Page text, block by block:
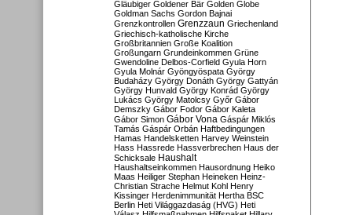
Gläubiger Goldener Bär Golden Globe
Goldman Sachs Gordon Bajnai
Grenzkontrollen Grenzzaun Griechenland
Griechisch-katholische Kirche
Großbritannien Große Koalition
Großungarn Grundeinkommen Grüne
Gwendoline Delbos-Corfield Gyula Horn
Gyula Molnár Gyöngyöspata György
Budaházy György Donáth György Gattyán
György Hunvald György Konrád György
Lukács György Matolcsy Győr Gábor
Demszky Gábor Fodor Gábor Kaleta
Gábor Simon Gábor Vona Gáspár Miklós
Tamás Gáspár Orbán Haftbedingungen
Hamas Handelsketten Harvey Weinstein
Hass Hassrede Hassverbrechen Haus der
Schicksale Haushalt
Haushaltseinkommen Hausordnung Heiko
Maas Heiliger Stephan Heineken Heinz-
Christian Strache Helmut Kohl Henry
Kissinger Herdenimmunität Hertha BSC
Berlin Heti Világgazdaság (HVG) Heti